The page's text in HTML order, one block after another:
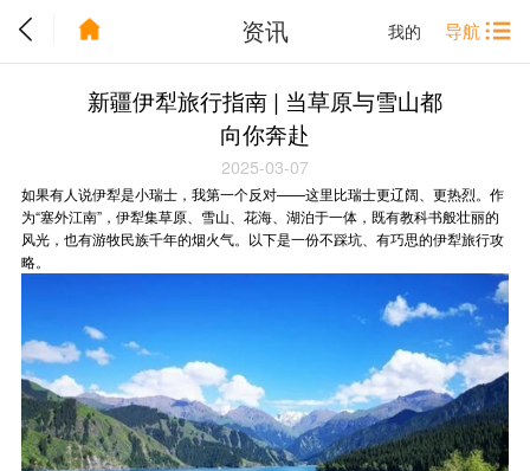
我的 导航
资讯
新疆伊犁旅行指南 | 当草原与雪山都
向你奔赴
2025-03-07
如果有人说伊犁是小瑞士，我第一个反对——这里比瑞士更辽阔、更热烈。作
为“塞外江南”，伊犁集草原、雪山、花海、湖泊于一体，既有教科书般壮丽的
风光，也有游牧民族千年的烟火气。以下是一份不踩坑、有巧思的伊犁旅行攻
略。